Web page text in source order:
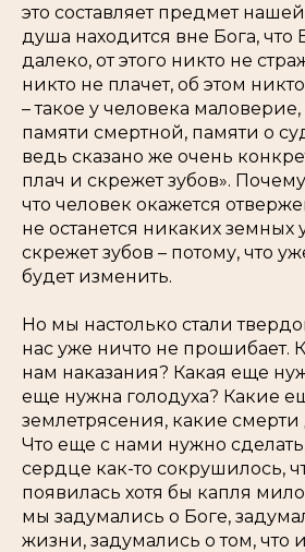
это составляет предмет
душа находится вне Бога, что
далеко, от этого никто не
никто не плачет, об этом
– такое у человека маловерие,
памяти смертной, памяти о
ведь сказано же очень
плач и скрежет зубов».
что человек окажется
не останется никаких земных
скрежет зубов – потому, что
будет изменить.
Но мы настолько стали
нас уже ничто не прошибает.
нам наказания? Какая еще
еще нужна голодуха? Какие
землетрясения, какие
Что еще с нами нужно
сердце как-то сокрушилось,
появилась хотя бы капля
мы задумались о Боге,
жизни, задумались о том, что